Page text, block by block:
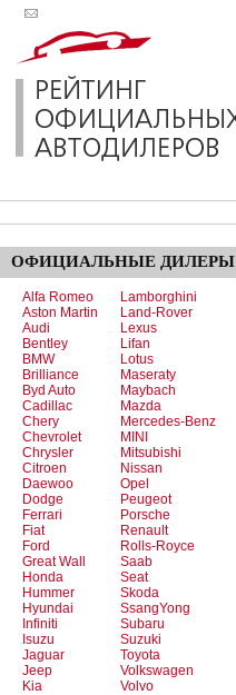
ОФИЦИАЛЬНЫЕ ДИЛЕРЫ
Alfa Romeo
Aston Martin
Audi
Bentley
BMW
Brilliance
Byd Auto
Cadillac
Chery
Chevrolet
Chrysler
Citroen
Daewoo
Dodge
Ferrari
Fiat
Ford
Great Wall
Honda
Hummer
Hyundai
Infiniti
Isuzu
Jaguar
Jeep
Kia
Lamborghini
Land-Rover
Lexus
Lifan
Lotus
Maseraty
Maybach
Mazda
Mercedes-Benz
MINI
Mitsubishi
Nissan
Opel
Peugeot
Porsche
Renault
Rolls-Royce
Saab
Seat
Skoda
SsangYong
Subaru
Suzuki
Toyota
Volkswagen
Volvo